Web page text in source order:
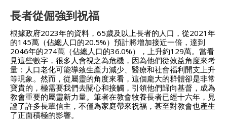
長者從倔強到祝福
根據政府2023年的資料，65歲及以上長者的人口，從2021年
的145萬（佔總人口的20.5%）預計將增加接近一倍，達到
2046年的274萬（佔總人口的36.0%），上升約129萬。當看
見這些數字，很多人會視之為危機，因為他們從效益角度來考
量：人口老化可能導致生產力減少、醫療和社會福利開支上升
等現象。然而，從屬靈的角度來看，這個龐大的群體卻是非常
寶貴的，極需要我們去關心和接觸，引領他們歸向基督，成為
教會重要的屬靈新力量。筆者在教會牧養長者已經十六年，見
證了許多長輩信主，不僅為家庭帶來祝福，甚至對教會也產生
了正面積極的影響。